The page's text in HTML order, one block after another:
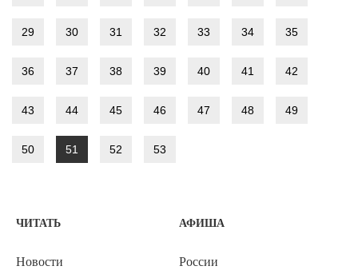
29 30 31 32 33 34 35
36 37 38 39 40 41 42
43 44 45 46 47 48 49
50 51 52 53
ЧИТАТЬ
Новости
АФИША
России